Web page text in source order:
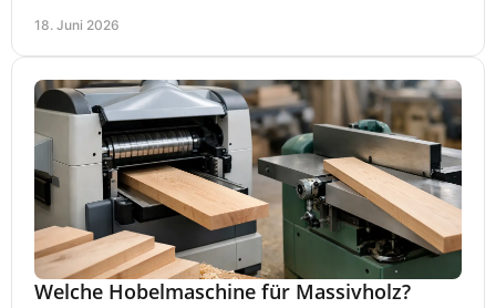
18. Juni 2026
Welche Hobelmaschine für Massivholz?